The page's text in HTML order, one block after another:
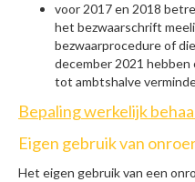
voor 2017 en 2018
het bezwaarschrift
bezwaarprocedure of
december 2021
tot ambtshalve
Bepaling werkelijk
Eigen gebruik van
Het eigen gebruik van een